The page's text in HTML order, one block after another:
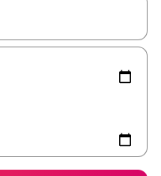
možete da se krećete kroz